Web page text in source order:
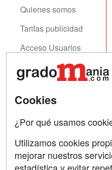
Quienes somos
Tarifas publicidad
Acceso Usuarios
Acceso Centros
Contactar
Copyleft
Cookies
¿Por qué usamos
Utilizamos cookies
mejorar nuestros